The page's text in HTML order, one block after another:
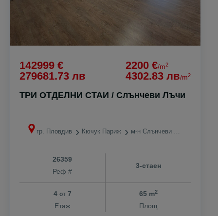
142999 €
279681.73 лв
2200 €/m2
4302.83 лв/m2
ТРИ ОТДЕЛНИ СТАИ / Слънчеви Лъчи
гр. Пловдив Кючук Париж м-н Слънчеви лъчи
26359
Реф #
3-стаен
4 от7
Етаж
65 m2
Площ